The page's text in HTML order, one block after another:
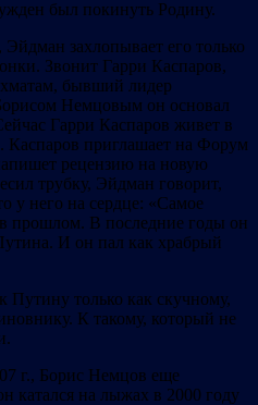
был покинуть Родину.
захлопывает его только
Звонит Гарри Каспаров,
бывший лидер
Немцовым он основал
Гарри Каспаров живет в
приглашает на Форум
рецензию на новую
трубку, Эйдман говорит,
у него на сердце: «Самое
прошлом. В последние годы он
И он пал как храбрый
Путину только как скучному,
К такому, который не
г., Борис Немцов еще
катался на лыжах в 2000 году